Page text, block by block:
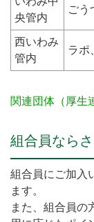
央管内
ごう
西いわみ
管内
ラポ
関連団体（厚生
組合員ならさ
組合員にご加入
ます。
また、組合員の